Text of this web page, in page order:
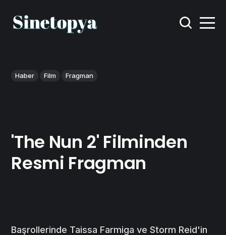
Haber Film Fragman
'The Nun 2' Filminden
Resmi Fragman
Başrollerinde Taissa Farmiga ve Storm Reid'in